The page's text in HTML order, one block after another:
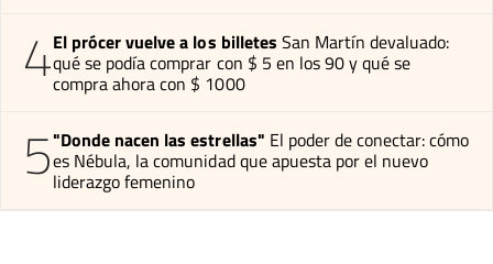
4El prócer vuelve a los billetes San Martín devaluado:
qué se podía comprar con $ 5 en los 90 y qué se
compra ahora con $ 1000
5"Donde nacen las estrellas" El poder de conectar: cómo
es Nébula, la comunidad que apuesta por el nuevo
liderazgo femenino